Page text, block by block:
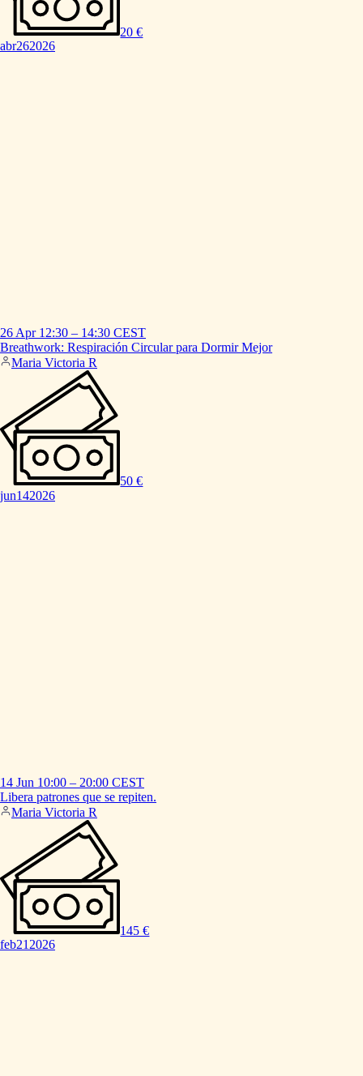
20 €
abr262026
26 Apr 12:30 – 14:30 CEST
Breathwork: Respiración Circular para Dormir Mejor
Maria Victoria R
50 €
jun142026
14 Jun 10:00 – 20:00 CEST
Libera patrones que se repiten.
Maria Victoria R
145 €
feb212026